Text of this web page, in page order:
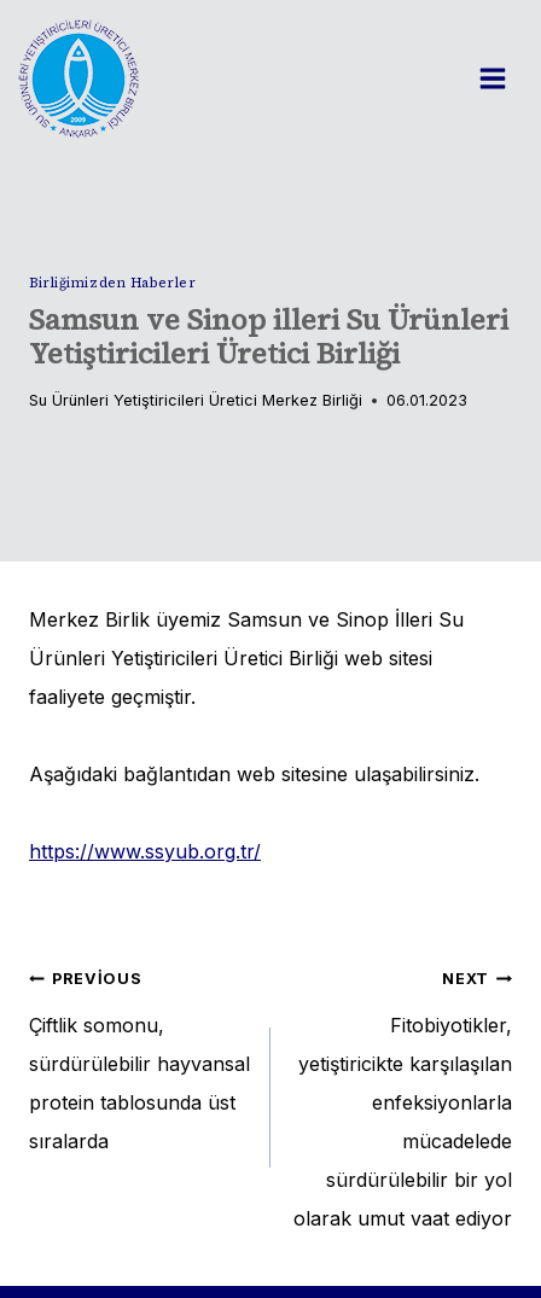
content
Birliğimizden Haberler
Samsun ve Sinop illeri Su Ürünleri
Yetiştiricileri Üretici Birliği
Su Ürünleri Yetiştiricileri Üretici Merkez Birliği 06.01.2023
Merkez Birlik üyemiz Samsun ve Sinop İlleri Su
Ürünleri Yetiştiricileri Üretici Birliği web sitesi
faaliyete geçmiştir.
Aşağıdaki bağlantıdan web sitesine ulaşabilirsiniz.
https://www.ssyub.org.tr/
Yazı
gezinmesi
PREVIOUS
Çiftlik somonu,
sürdürülebilir hayvansal
protein tablosunda üst
sıralarda
NEXT
Fitobiyotikler,
yetiştiricikte karşılaşılan
enfeksiyonlarla
mücadelede
sürdürülebilir bir yol
olarak umut vaat ediyor